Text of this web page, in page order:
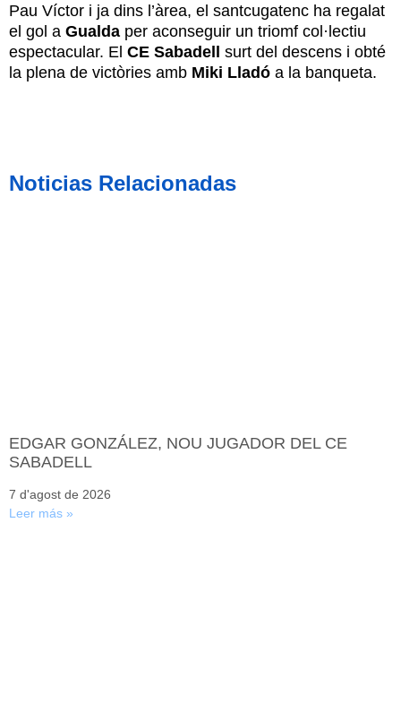
Pau Víctor i ja dins l’àrea, el santcugatenc ha regalat
el gol a Gualda per aconseguir un triomf col·lectiu
espectacular. El CE Sabadell surt del descens i obté
la plena de victòries amb Miki Lladó a la banqueta.
Noticias Relacionadas
EDGAR GONZÁLEZ, NOU JUGADOR DEL CE
SABADELL
7 d'agost de 2026
Leer más »